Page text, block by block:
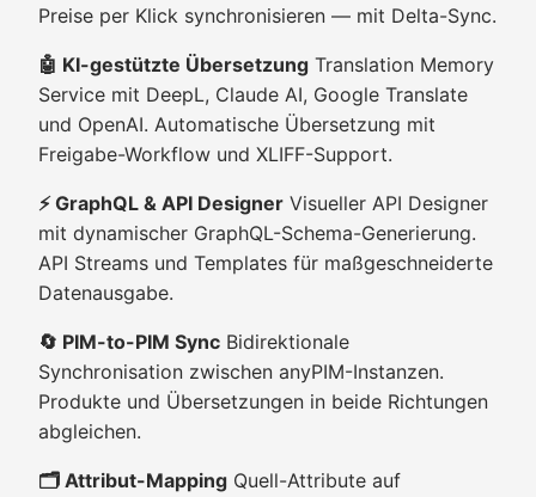
Preise per Klick synchronisieren — mit Delta-Sync.
🤖 KI-gestützte Übersetzung Translation Memory
Service mit DeepL, Claude AI, Google Translate
und OpenAI. Automatische Übersetzung mit
Freigabe-Workflow und XLIFF-Support.
⚡ GraphQL & API Designer Visueller API Designer
mit dynamischer GraphQL-Schema-Generierung.
API Streams und Templates für maßgeschneiderte
Datenausgabe.
🔄 PIM-to-PIM Sync Bidirektionale
Synchronisation zwischen anyPIM-Instanzen.
Produkte und Übersetzungen in beide Richtungen
abgleichen.
🗂️ Attribut-Mapping Quell-Attribute auf